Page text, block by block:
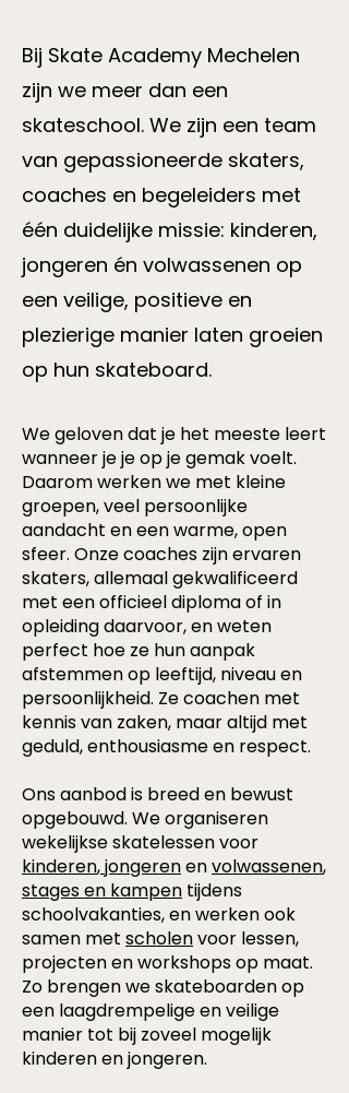
Bij Skate Academy Mechelen
zijn we meer dan een
skateschool. We zijn een team
van gepassioneerde skaters,
coaches en begeleiders met
één duidelijke missie: kinderen,
jongeren én volwassenen op
een veilige, positieve en
plezierige manier laten groeien
op hun skateboard.
We geloven dat je het meeste leert
wanneer je je op je gemak voelt.
Daarom werken we met kleine
groepen, veel persoonlijke
aandacht en een warme, open
sfeer. Onze coaches zijn ervaren
skaters, allemaal gekwalificeerd
met een officieel diploma of in
opleiding daarvoor, en weten
perfect hoe ze hun aanpak
afstemmen op leeftijd, niveau en
persoonlijkheid. Ze coachen met
kennis van zaken, maar altijd met
geduld, enthousiasme en respect.
Ons aanbod is breed en bewust
opgebouwd. We organiseren
wekelijkse skate­lessen voor
kinderen,jongerenenvolwassenen,
stages en kampen tijdens
schoolvakanties, en werken ook
samen met scholenvoor lessen,
projecten en workshops op maat.
Zo brengen we skateboarden op
een laagdrempelige en veilige
manier tot bij zoveel mogelijk
kinderen en jongeren.